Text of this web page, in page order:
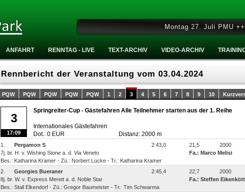
Montag 27. Juli PMU +++
ANFAHRT RENNTAG - LIVE TEXT-ARCHIV VIDEO-ARCHIV
Rennbericht der Veranstaltung vom 03.04.2024
PQW PQW PQW PQW PQW 1 2 3 4 5 6 7 8 9 10
3
17:09
Springreiter-Cup - Gästefahren Alle Teilnehmer starten aus der 1. Reihe
Internationales Gästefahren
Dot.: 0 EUR
Distanz: 2000 m
1. Pergamon S 2:43,0 21,5 2000
7j. br. H. v. Wishing Stone a. d. Via Veneto
Fa.: Marco Melisi
Bes.: Katharina Kramer - Zü.: Norbert Lücke - Tr.: Katharina Kramer
2.
Georgies Bueraner 2:45,4 22,7 2000
8j. br. W. v. Express Merett a. d. Noble Star
Fa.: Steffen
Bes.: Stall Elkendorf - Zü.: Gregor Baumeister - Tr.: Tim Schwarma